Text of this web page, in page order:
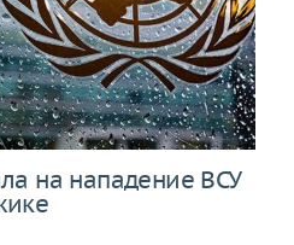
на нападение ВСУ